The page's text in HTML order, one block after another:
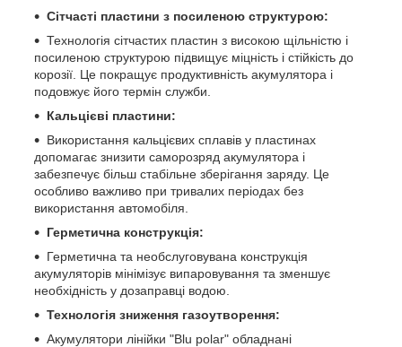
Сітчасті пластини з посиленою структурою:
Технологія сітчастих пластин з високою щільністю і
посиленою структурою підвищує міцність і стійкість до
корозії. Це покращує продуктивність акумулятора і
подовжує його термін служби.
Кальцієві пластини:
Використання кальцієвих сплавів у пластинах
допомагає знизити саморозряд акумулятора і
забезпечує більш стабільне зберігання заряду. Це
особливо важливо при тривалих періодах без
використання автомобіля.
Герметична конструкція:
Герметична та необслуговувана конструкція
акумуляторів мінімізує випаровування та зменшує
необхідність у дозаправці водою.
Технологія зниження газоутворення:
Акумулятори лінійки "Blu polar" обладнані